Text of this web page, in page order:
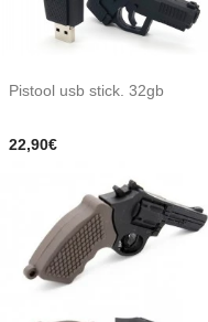
Pistool usb stick. 32gb
22,90€